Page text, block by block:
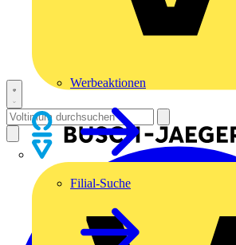
Werbeaktionen
Filial-Suche